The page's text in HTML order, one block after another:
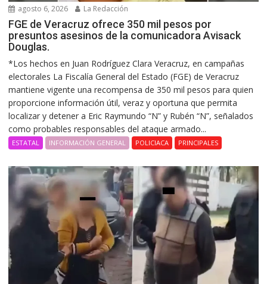
agosto 6, 2026 La Redacción
FGE de Veracruz ofrece 350 mil pesos por
presuntos asesinos de la comunicadora Avisack
Douglas.
*Los hechos en Juan Rodríguez Clara Veracruz, en campañas
electorales La Fiscalía General del Estado (FGE) de Veracruz
mantiene vigente una recompensa de 350 mil pesos para quien
proporcione información útil, veraz y oportuna que permita
localizar y detener a Eric Raymundo “N” y Rubén “N”, señalados
como probables responsables del ataque armado...
ESTATAL INFORMACIÓN GENERAL POLICIACA PRINCIPALES